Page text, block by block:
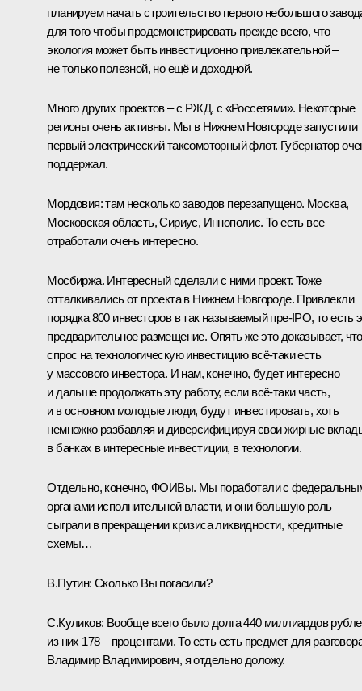
планируем начать строительство первого небольшого
для того чтобы продемонстрировать прежде всего, что
экология может быть инвестиционно привлекательной –
не только полезной, но ещё и доходной.
Много других проектов – с РЖД, с «Россетями». Некоторые
регионы очень активны. Мы в Нижнем Новгороде запустили
первый электрический таксомоторный флот. Губернатор
поддержал.
Мордовия: там несколько заводов перезапущено. Москва,
Московская область, Сириус, Иннополис. То есть все
отработали очень интересно.
Мосбиржа. Интересный сделали с ними проект. Тоже
отталкивались от проекта в Нижнем Новгороде. Привлекли
порядка 800 инвесторов в так называемый пре-IPO, то есть
предварительное размещение. Опять же это доказывает, что
спрос на технологическую инвестицию всё-таки есть
у массового инвестора. И нам, конечно, будет интересно
и дальше продолжать эту работу, если всё-таки часть,
и в основном молодые люди, будут инвестировать, хоть
немножко разбавляя и диверсифицируя свои жирные
в банках в интересные инвестиции, в технологии.
Отдельно, конечно, ФОИВы. Мы поработали с
органами исполнительной власти, и они большую роль
сыграли в прекращении кризиса ликвидности, кредитные
схемы…
В.Путин: Сколько Вы погасили?
С.Куликов: Вообще всего было долга 440 миллиардов
из них 178 – процентами. То есть есть предмет для
Владимир Владимирович, я отдельно доложу.